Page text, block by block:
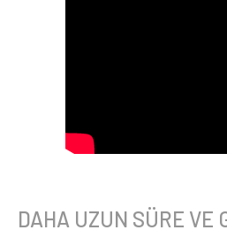
DAHA UZUN SÜRE VE